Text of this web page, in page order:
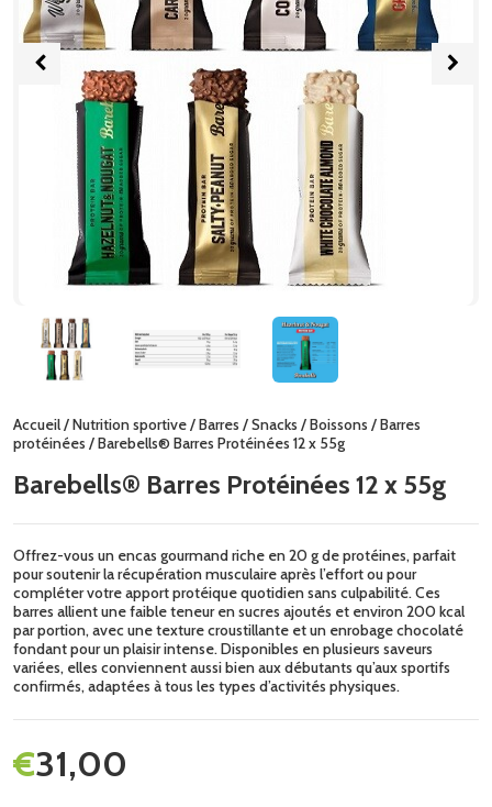
Accueil/Nutrition sportive/Barres / Snacks / Boissons /Barres
protéinées / Barebells® Barres Protéinées 12 x 55g
Barebells® Barres Protéinées 12 x 55g
Offrez-vous un encas gourmand riche en 20 g de protéines, parfait
pour soutenir la récupération musculaire après l’effort ou pour
compléter votre apport protéique quotidien sans culpabilité. Ces
barres allient une faible teneur en sucres ajoutés et environ 200 kcal
par portion, avec une texture croustillante et un enrobage chocolaté
fondant pour un plaisir intense. Disponibles en plusieurs saveurs
variées, elles conviennent aussi bien aux débutants qu’aux sportifs
confirmés, adaptées à tous les types d’activités physiques.
31,00
€